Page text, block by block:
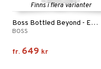
Finns i flera varianter
Boss Bottled Beyond - Eau de parfum
BOSS
fr. 649 kr